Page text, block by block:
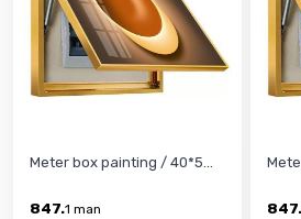
Meter box painting / 40*5...
847.1 man 847.